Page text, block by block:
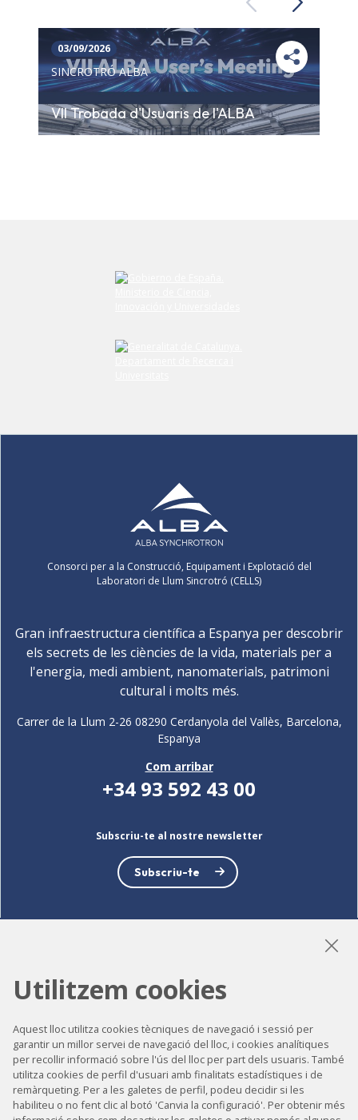
PreviousNext
03/09/2026
SINCROTRÓ ALBA
VII Trobada d'Usuaris de l'ALBA
Consorci per a la Construcció, Equipament i Explotació del
Laboratori de Llum Sincrotró (CELLS)
Gran infraestructura científica a Espanya per descobrir
els secrets de les ciències de la vida, materials per a
l'energia, medi ambient, nanomaterials, patrimoni
cultural i molts més.
Carrer de la Llum 2-26 08290 Cerdanyola del Vallès, Barcelona,
Espanya
Com arribar
+34 93 592 43 00
Subscriu-te al nostre newsletter
Subscriu-te
Accessibilitat
Contacte
Avís legal
Utilitzem cookies
Aquest lloc utilitza cookies tècniques de navegació i sessió per
garantir un millor servei de navegació del lloc, i cookies analítiques
per recollir informació sobre l'ús del lloc per part dels usuaris. També
utilitza cookies de perfil d'usuari amb finalitats estadístiques i de
remàrqueting. Per a les galetes de perfil, podeu decidir si les
habiliteu o no fent clic al botó 'Canvia la configuració'. Per obtenir més